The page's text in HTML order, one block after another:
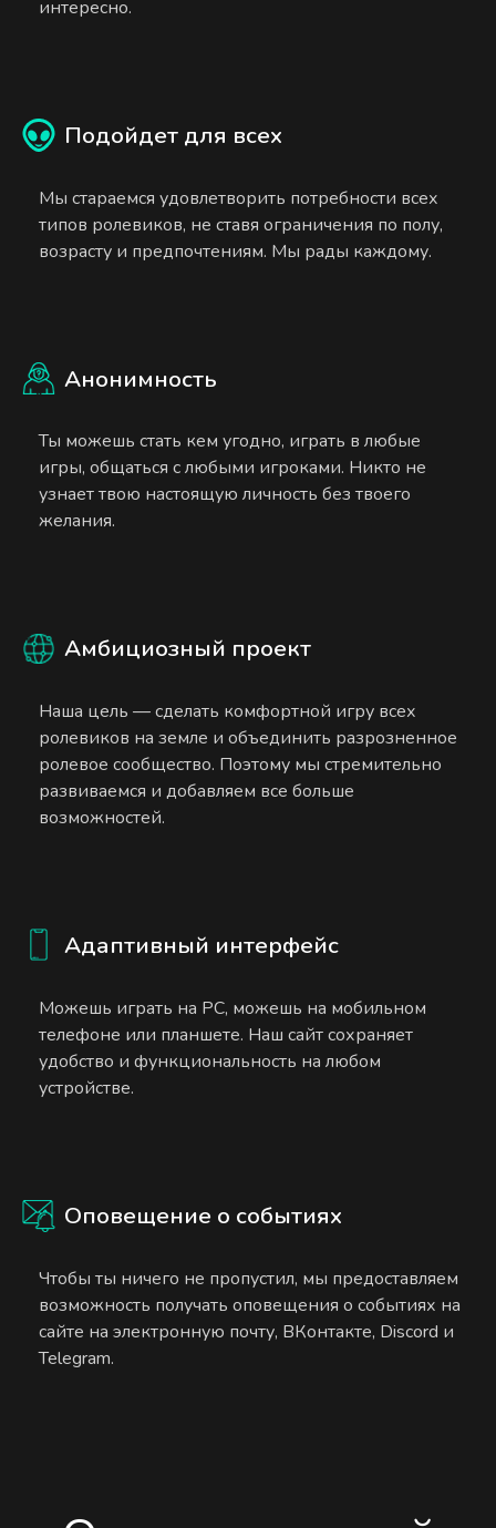
интересно.
Подойдет для всех
Мы стараемся удовлетворить потребности всех
типов ролевиков, не ставя ограничения по полу,
возрасту и предпочтениям. Мы рады каждому.
Анонимность
Ты можешь стать кем угодно, играть в любые
игры, общаться с любыми игроками. Никто не
узнает твою настоящую личность без твоего
желания.
Амбициозный проект
Наша цель — сделать комфортной игру всех
ролевиков на земле и объединить разрозненное
ролевое сообщество. Поэтому мы стремительно
развиваемся и добавляем все больше
возможностей.
Адаптивный интерфейс
Можешь играть на PC, можешь на мобильном
телефоне или планшете. Наш сайт сохраняет
удобство и функциональность на любом
устройстве.
Оповещение о событиях
Чтобы ты ничего не пропустил, мы предоставляем
возможность получать оповещения о событиях на
сайте на электронную почту, ВКонтакте, Discord и
Telegram.